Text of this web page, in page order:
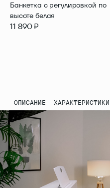
Банкетка с регулировкой по
высоте белая
11 890 ₽
ОПИСАНИЕ ХАРАКТЕРИСТИКИ